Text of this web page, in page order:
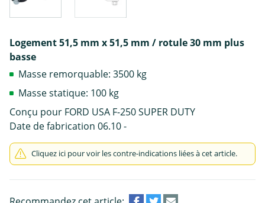
Logement 51,5 mm x 51,5 mm / rotule 30 mm plus
basse
Masse remorquable: 3500 kg
Masse statique: 100 kg
Conçu pour FORD USA F-250 SUPER DUTY
Date de fabrication 06.10 -
Cliquez ici pour voir les contre-indications liées à cet article.